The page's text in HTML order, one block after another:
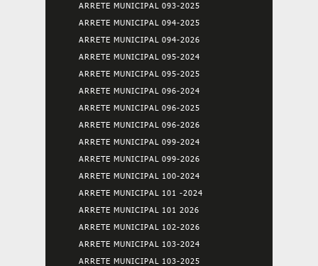
ARRETE MUNICIPAL 093-2025
ARRETE MUNICIPAL 094-2025
ARRETE MUNICIPAL 094-2026
ARRETE MUNICIPAL 095-2024
ARRETE MUNICIPAL 095-2025
ARRETE MUNICIPAL 096-2024
ARRETE MUNICIPAL 096-2025
ARRETE MUNICIPAL 096-2026
ARRETE MUNICIPAL 099-2024
ARRETE MUNICIPAL 099-2026
ARRETE MUNICIPAL 100-2024
ARRETE MUNICIPAL 101 -2024
ARRETE MUNICIPAL 101 2026
ARRETE MUNICIPAL 102-2026
ARRETE MUNICIPAL 103-2024
ARRETE MUNICIPAL 103-2025